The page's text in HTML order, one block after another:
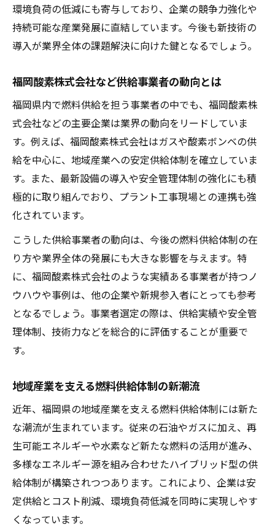
環境負荷の低減にも寄与しており、企業の競争力強化や
持続可能な産業発展に直結しています。今後も新技術の
導入が業界全体の課題解決に向けた鍵となるでしょう。
福岡酸素株式会社など供給事業者の動向とは
福岡県内で燃料供給を担う事業者の中でも、福岡酸素株
式会社などの主要企業は業界の動向をリードしていま
す。例えば、福岡酸素株式会社はガスや酸素ボンベの供
給を中心に、地域産業への安定供給体制を確立していま
す。また、最新設備の導入や安全管理体制の強化にも積
極的に取り組んでおり、プラント工事現場との連携も強
化されています。
こうした供給事業者の動向は、今後の燃料供給体制の在
り方や業界全体の発展にも大きな影響を与えます。特
に、福岡酸素株式会社のような実績ある事業者が持つノ
ウハウや事例は、他の企業や新規参入者にとっても参考
となるでしょう。事業者選定の際は、供給実績や安全管
理体制、技術力などを総合的に評価することが重要で
す。
地域産業を支える燃料供給体制の新潮流
近年、福岡県の地域産業を支える燃料供給体制には新た
な潮流が生まれています。従来の石油やガスに加え、再
生可能エネルギーや水素など新たな燃料の活用が進み、
多様なエネルギー源を組み合わせたハイブリッド型の供
給体制が構築されつつあります。これにより、企業は安
定供給とコスト削減、環境負荷低減を同時に実現しやす
くなっています。